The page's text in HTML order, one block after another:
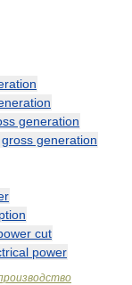
generation
gross generation
cut
power